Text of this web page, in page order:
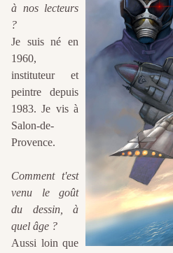
à nos lecteurs
?
Je suis né en
1960,
instituteur et
peintre depuis
1983. Je vis à
Salon-de-
Provence.
Comment t'est
venu le goût
du dessin, à
quel âge ?
Aussi loin que